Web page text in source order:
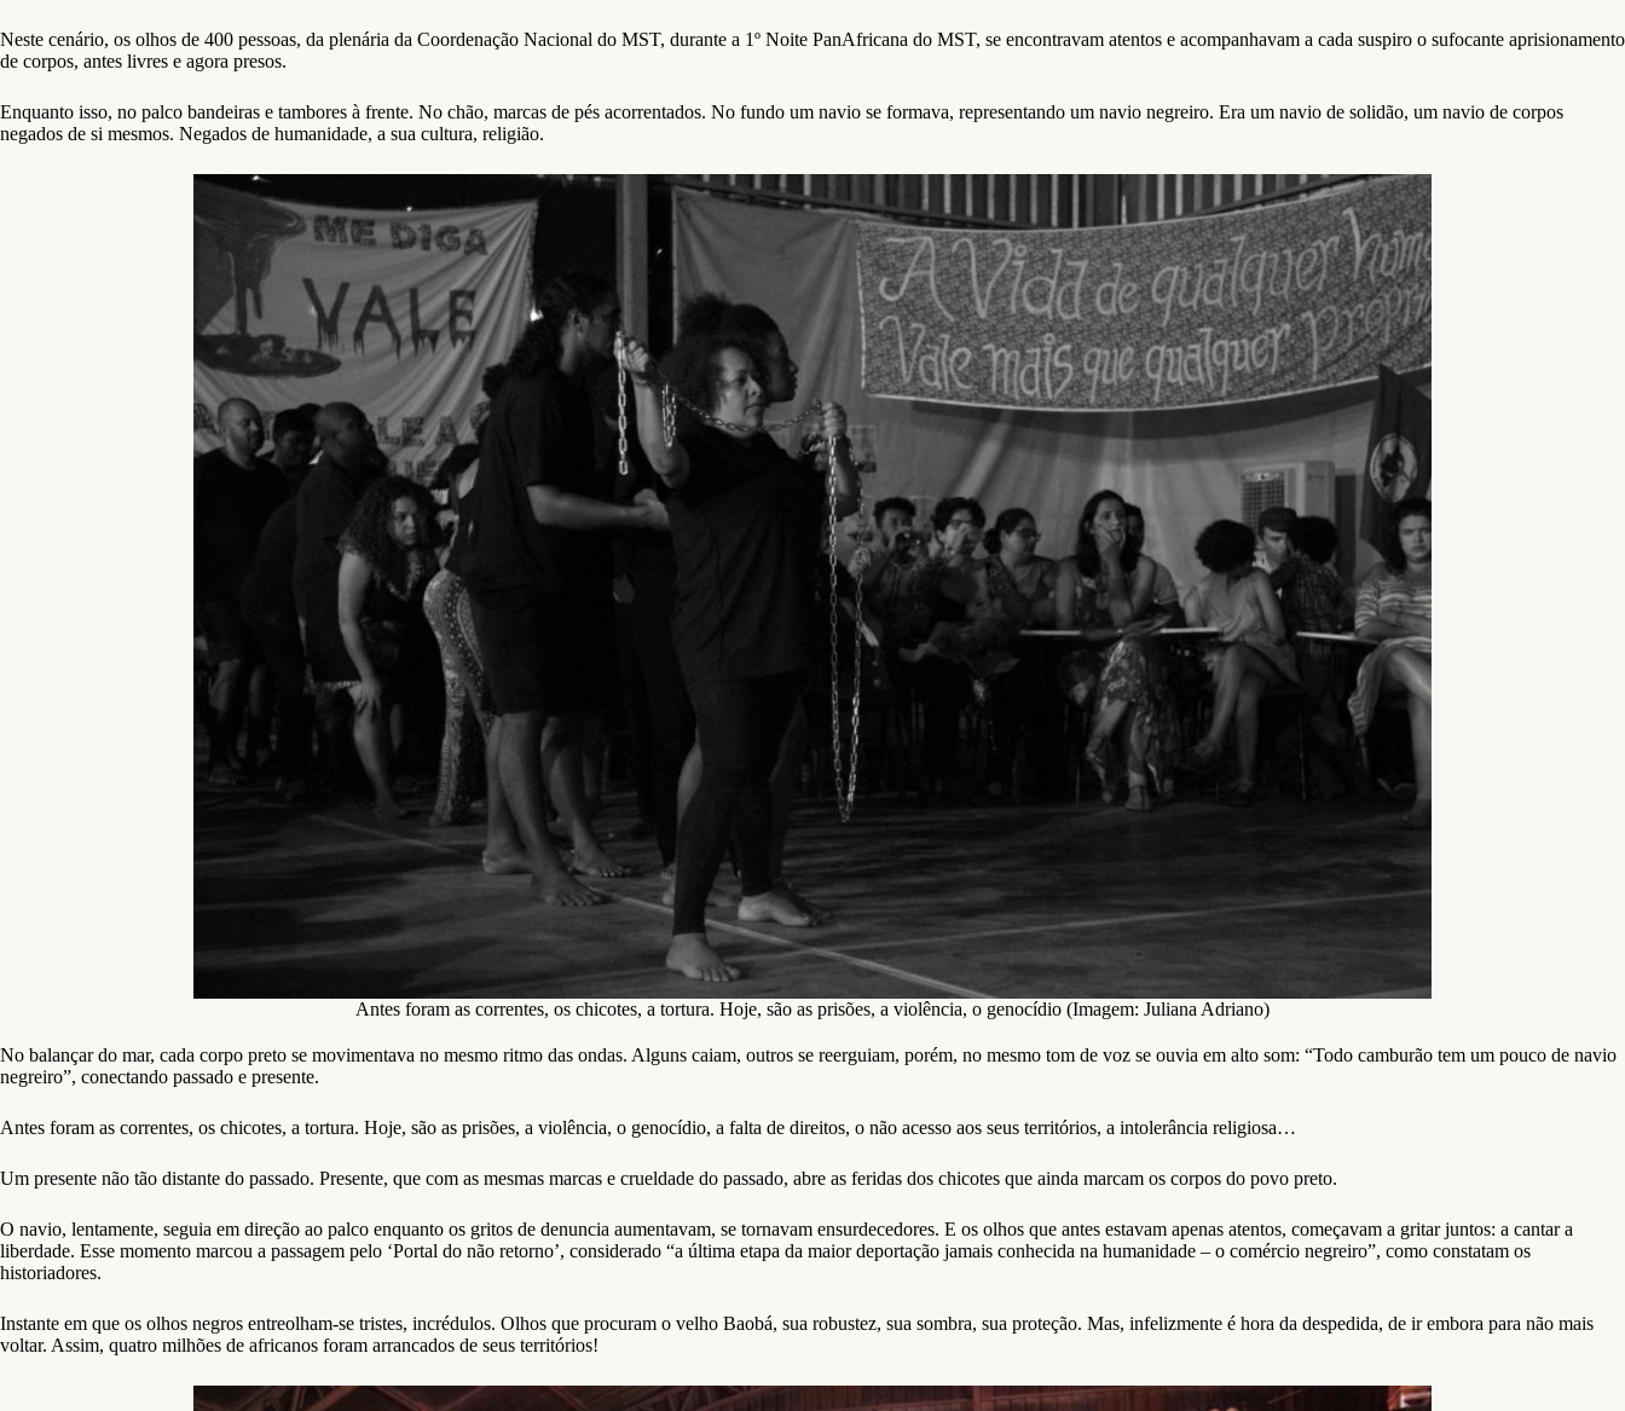
Neste cenário, os olhos de 400 pessoas, da plenária da Coordenação Nacional do MST, durante a 1º Noite PanAfricana do MST, se encontravam atentos e acompanhavam a cada suspiro o sufocante aprisionamento
de corpos, antes livres e agora presos.
Enquanto isso, no palco bandeiras e tambores à frente. No chão, marcas de pés acorrentados. No fundo um navio se formava, representando um navio negreiro. Era um navio de solidão, um navio de corpos
negados de si mesmos. Negados de humanidade, a sua cultura, religião.
Antes foram as correntes, os chicotes, a tortura. Hoje, são as prisões, a violência, o genocídio (Imagem: Juliana Adriano)
No balançar do mar, cada corpo preto se movimentava no mesmo ritmo das ondas. Alguns caiam, outros se reerguiam, porém, no mesmo tom de voz se ouvia em alto som: “Todo camburão tem um pouco de navio
negreiro”, conectando passado e presente.
Antes foram as correntes, os chicotes, a tortura. Hoje, são as prisões, a violência, o genocídio, a falta de direitos, o não acesso aos seus territórios, a intolerância religiosa…
Um presente não tão distante do passado. Presente, que com as mesmas marcas e crueldade do passado, abre as feridas dos chicotes que ainda marcam os corpos do povo preto.
O navio, lentamente, seguia em direção ao palco enquanto os gritos de denuncia aumentavam, se tornavam ensurdecedores. E os olhos que antes estavam apenas atentos, começavam a gritar juntos: a cantar a
liberdade. Esse momento marcou a passagem pelo ‘Portal do não retorno’, considerado “a última etapa da maior deportação jamais conhecida na humanidade – o comércio negreiro”, como constatam os
historiadores.
Instante em que os olhos negros entreolham-se tristes, incrédulos. Olhos que procuram o velho Baobá, sua robustez, sua sombra, sua proteção. Mas, infelizmente é hora da despedida, de ir embora para não mais
voltar. Assim, quatro milhões de africanos foram arrancados de seus territórios!